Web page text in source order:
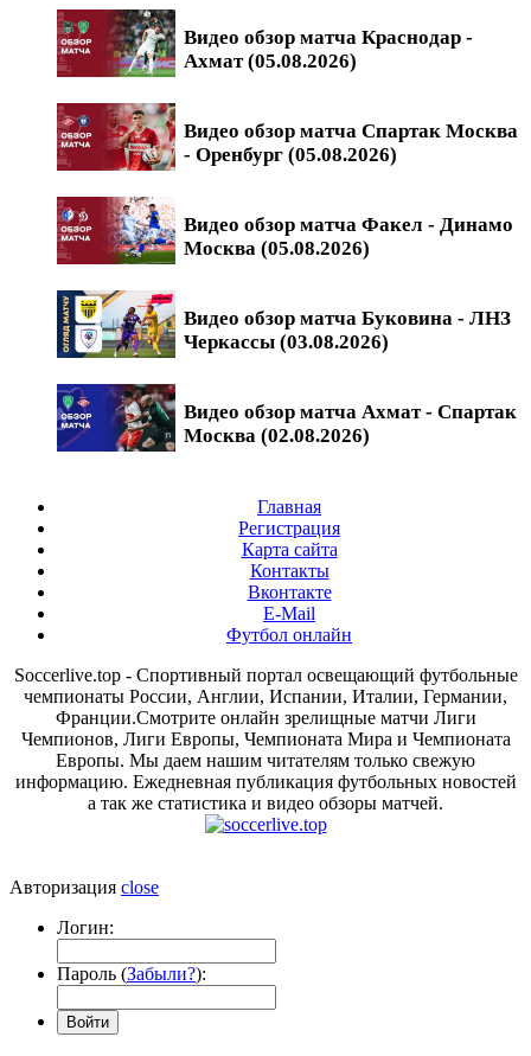
Видео обзор матча Краснодар -
Ахмат (05.08.2026)
Видео обзор матча Спартак Москва
- Оренбург (05.08.2026)
Видео обзор матча Факел - Динамо
Москва (05.08.2026)
Видео обзор матча Буковина - ЛНЗ
Черкассы (03.08.2026)
Видео обзор матча Ахмат - Спартак
Москва (02.08.2026)
Главная
Регистрация
Карта сайта
Контакты
Вконтакте
E-Mail
Футбол онлайн
Soccerlive.top - Спортивный портал освещающий футбольные
чемпионаты России, Англии, Испании, Италии, Германии,
Франции.Смотрите онлайн зрелищные матчи Лиги
Чемпионов, Лиги Европы, Чемпионата Мира и Чемпионата
Европы. Мы даем нашим читателям только свежую
информацию. Ежедневная публикация футбольных новостей
а так же статистика и видео обзоры матчей.
Авторизация close
Логин:
Пароль (Забыли?):
Войти